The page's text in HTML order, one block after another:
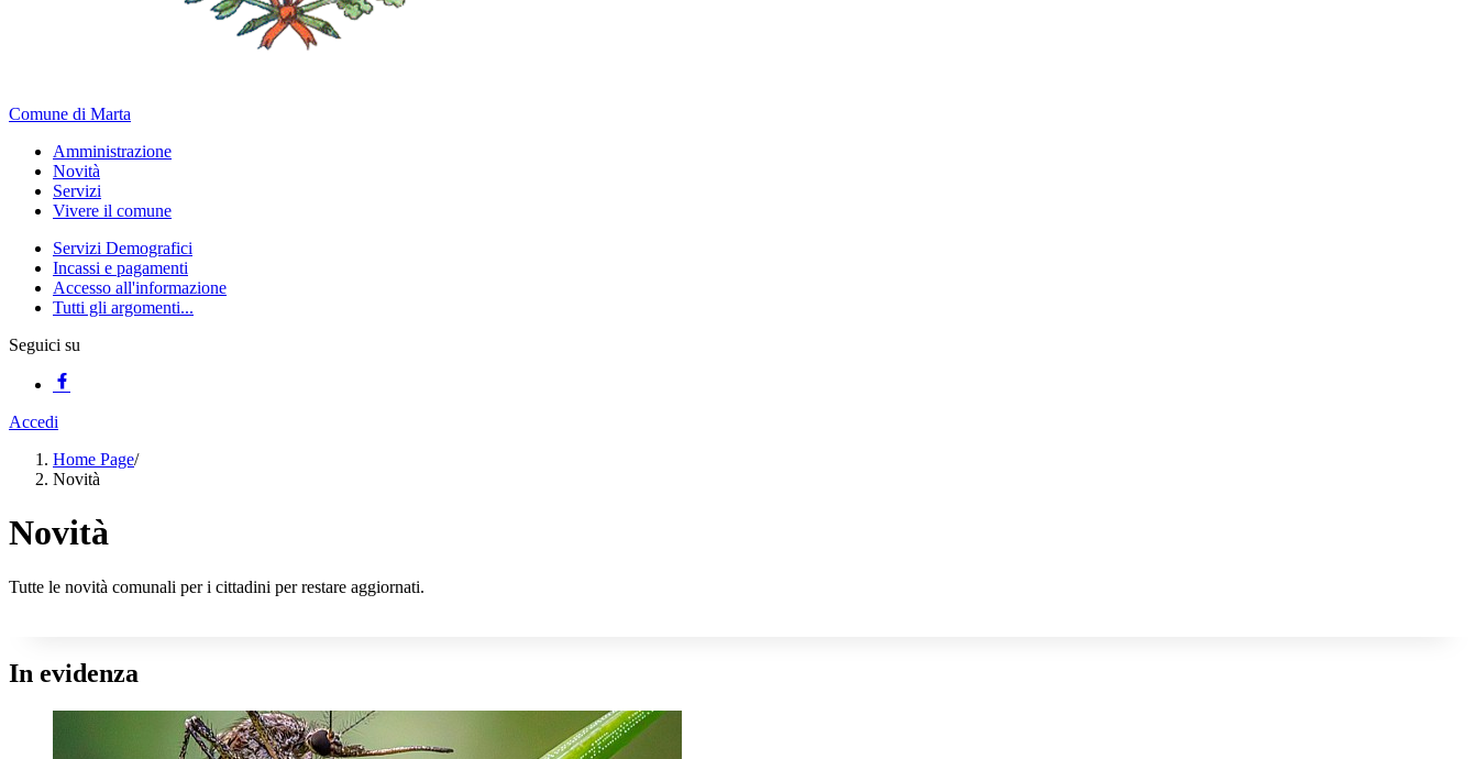
Comune di Marta
Amministrazione
Novità
Servizi
Vivere il comune
Servizi Demografici
Incassi e pagamenti
Accesso all'informazione
Tutti gli argomenti...
Seguici su
Accedi
Home Page/
Novità
Novità
Tutte le novità comunali per i cittadini per restare aggiornati.
In evidenza